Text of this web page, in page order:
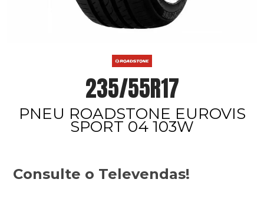
235/55R17
PNEU ROADSTONE EUROVIS
SPORT 04 103W
Consulte o Televendas!